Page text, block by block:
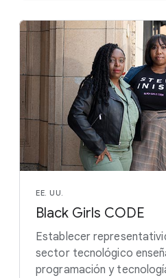
EE. UU.
Black Girls CODE
Establecer
sector tecnológico
programación y